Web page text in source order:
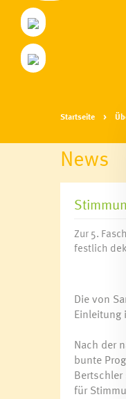
Startseite
News
Zur 5.
festlich
Die von
Einleitung
Nach der
bunte
Bertschler
für